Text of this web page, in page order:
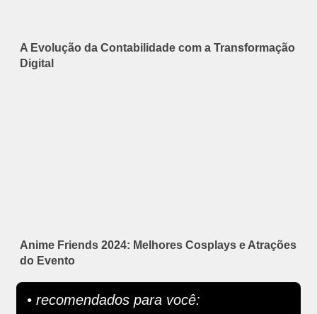
A Evolução da Contabilidade com a Transformação
Digital
Anime Friends 2024: Melhores Cosplays e Atrações
do Evento
• recomendados para você: